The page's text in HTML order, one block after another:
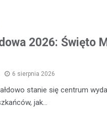
2026:
6 sierpnia 2026
stanie się centrum
jak…